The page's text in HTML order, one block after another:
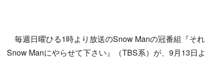
毎週日曜ひる1時より放送のSnow Manの冠番組『それ
Snow Manにやらせて下さい』（TBS系）が、9月13日よ